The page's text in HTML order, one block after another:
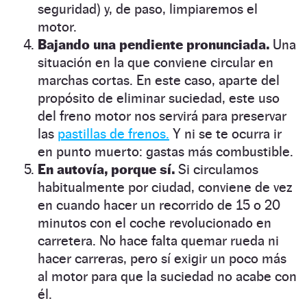
seguridad) y, de paso, limpiaremos el
motor.
Bajando una pendiente pronunciada. Una
situación en la que conviene circular en
marchas cortas. En este caso, aparte del
propósito de eliminar suciedad, este uso
del freno motor nos servirá para preservar
las pastillas de frenos. Y ni se te ocurra ir
en punto muerto: gastas más combustible.
En autovía, porque sí. Si circulamos
habitualmente por ciudad, conviene de vez
en cuando hacer un recorrido de 15 o 20
minutos con el coche revolucionado en
carretera. No hace falta quemar rueda ni
hacer carreras, pero sí exigir un poco más
al motor para que la suciedad no acabe con
él.